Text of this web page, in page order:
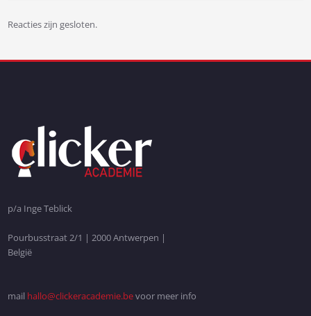
Bericht
navigatie
Reacties zijn gesloten.
p/a Inge Teblick
Pourbusstraat 2/1 | 2000 Antwerpen |
België
mail hallo@clickeracademie.bevoor meer info